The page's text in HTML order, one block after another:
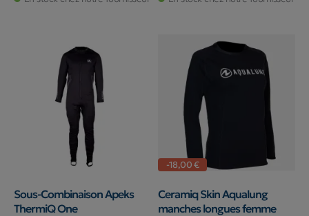
Sous-Combinaison Apeks
ThermiQ One
-18,00 €
Ceramiq Skin Aqualung
manches longues femme